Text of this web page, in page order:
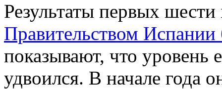
Результаты первых
Правительством
показывают, что уровень
удвоился. В начале года